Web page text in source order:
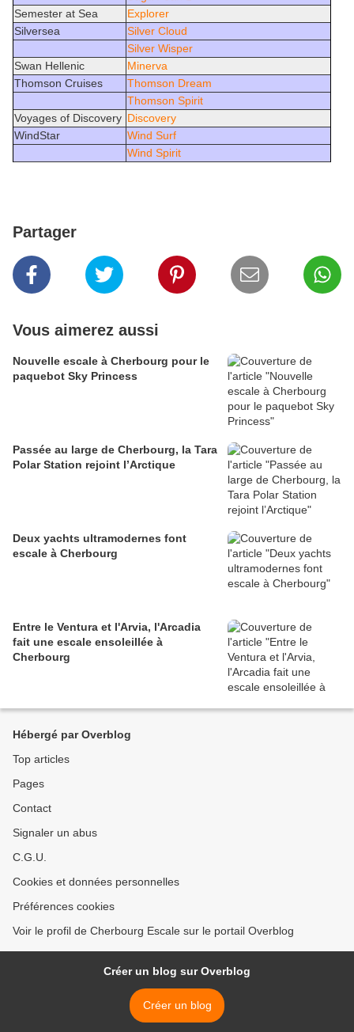
Semester at Sea
Explorer
Silversea
Silver Cloud
Silver Wisper
Swan Hellenic
Minerva
Thomson Cruises
Thomson Dream
Thomson Spirit
Voyages of Discovery Discovery
WindStar
Wind Surf
Wind Spirit
Partager
Vous aimerez aussi
Nouvelle escale à Cherbourg pour le
paquebot Sky Princess
Passée au large de Cherbourg, la Tara
Polar Station rejoint l’Arctique
Deux yachts ultramodernes font
escale à Cherbourg
Entre le Ventura et l'Arvia, l'Arcadia
fait une escale ensoleillée à
Cherbourg
Hébergé par Overblog
Top articles
Pages
Contact
Signaler un abus
C.G.U.
Cookies et données personnelles
Préférences cookies
Voir le profil de Cherbourg Escale sur le portail Overblog
Créer un blog sur Overblog
Créer un blog